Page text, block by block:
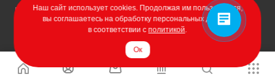
Политика конфиденциальности
Разработка сайта – Веб-Центр
Наш сайт использует cookies. Продолжая им пользоваться,
вы соглашаетесь на обработку персональных данных
в соответствии с политикой.
Ок